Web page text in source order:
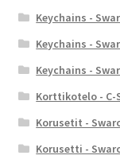
Keychains -
Keychains -
Keychains -
Korttikotelo - C-
Korusetit -
Korusetti -